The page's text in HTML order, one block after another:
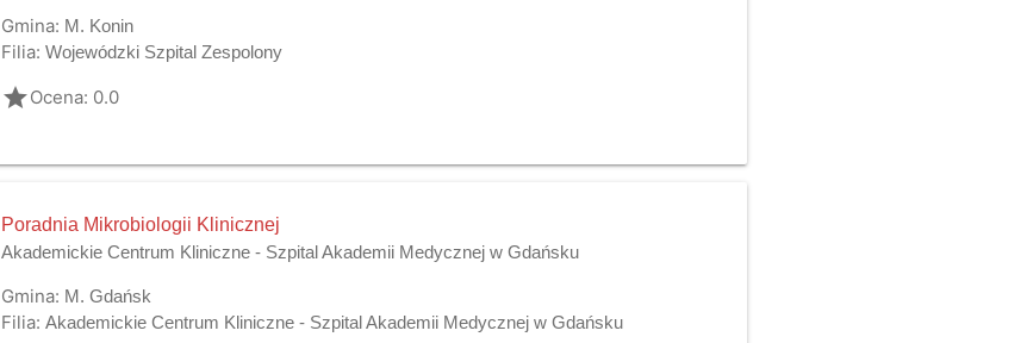
Gmina: M. Konin
Filia: Wojewódzki Szpital Zespolony
gradeOcena: 0.0
Poradnia Mikrobiologii Klinicznej
Akademickie Centrum Kliniczne - Szpital Akademii Medycznej w Gdańsku
Gmina: M. Gdańsk
Filia: Akademickie Centrum Kliniczne - Szpital Akademii Medycznej w Gdańsku